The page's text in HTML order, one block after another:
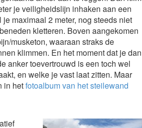
je veiligheidslijn inhaken aan een
maximaal 2 meter, nog steeds niet
kletteren. Boven aangekomen
musketon, waaraan straks de
klimmen. En het moment dat je dan
anker toevertrouwd is een toch wel
en welke je vast laat zitten. Maar
in hetfotoalbum van het steilewand